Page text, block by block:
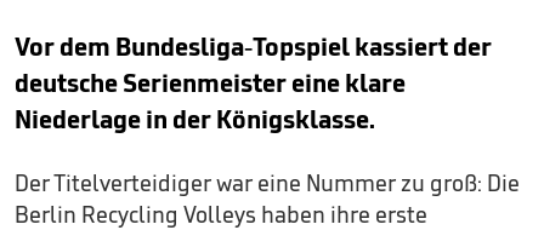
Vor dem Bundesliga-Topspiel kassiert der
deutsche Serienmeister eine klare
Niederlage in der Königsklasse.
Der Titelverteidiger war eine Nummer zu groß: Die
Berlin Recycling Volleys haben ihre erste